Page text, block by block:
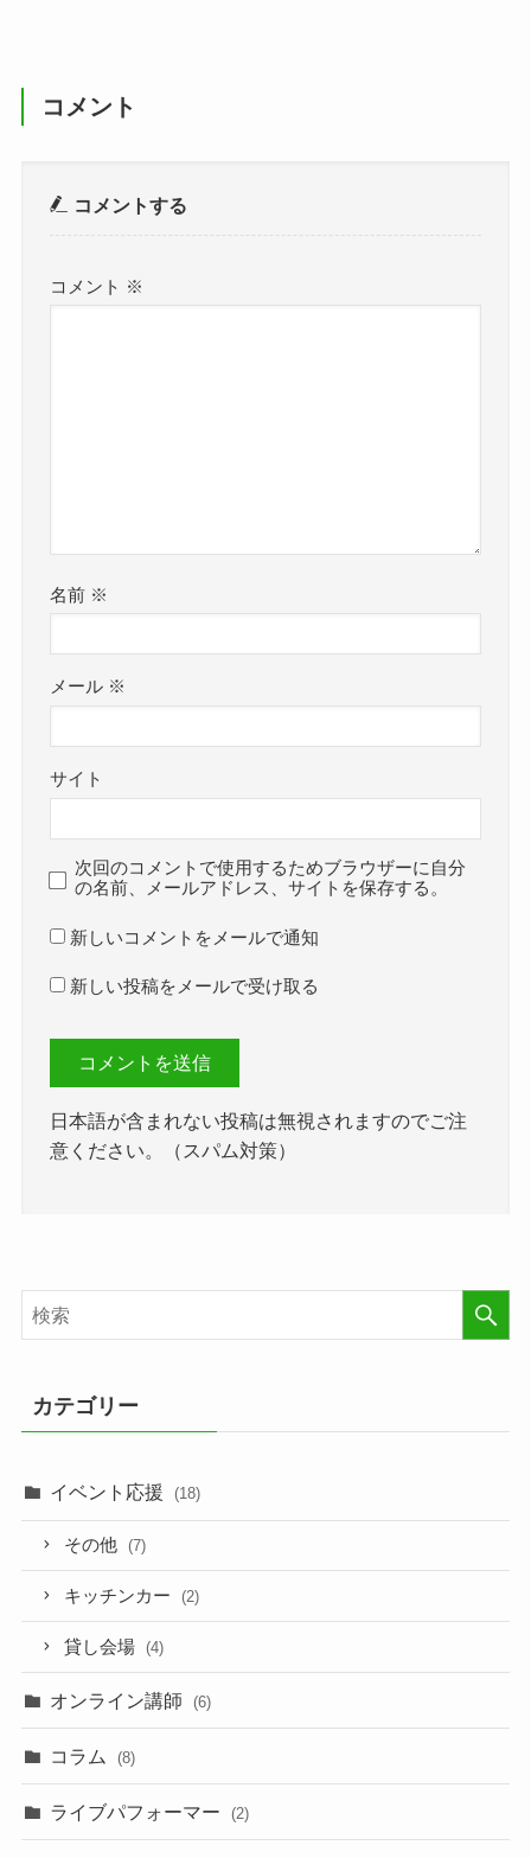
コメント
コメントする
コメント ※
名前 ※
メール ※
サイト
次回のコメントで使用するためブラウザーに自分
の名前、メールアドレス、サイトを保存する。
新しいコメントをメールで通知
新しい投稿をメールで受け取る
日本語が含まれない投稿は無視されますのでご注
意ください。（スパム対策）
カテゴリー
イベント応援 (18)
その他 (7)
キッチンカー (2)
貸し会場 (4)
オンライン講師 (6)
コラム (8)
ライブパフォーマー (2)